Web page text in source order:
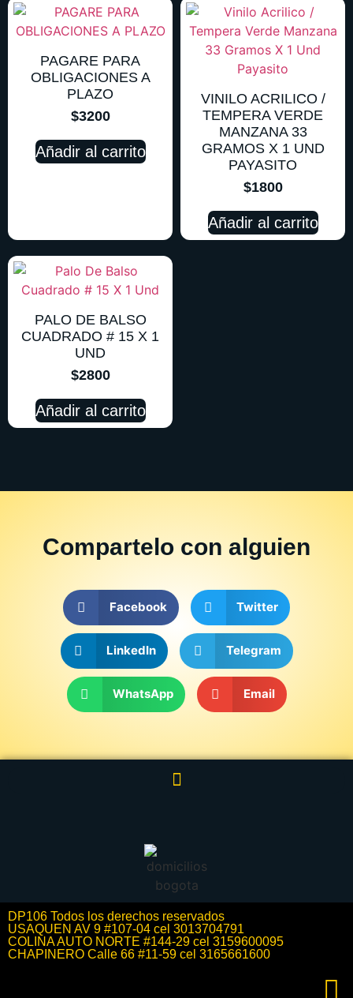
PAGARE PARA
OBLIGACIONES A
PLAZO
$3200
Añadir al carrito
VINILO ACRILICO /
TEMPERA VERDE
MANZANA 33
GRAMOS X 1 UND
PAYASITO
$1800
Añadir al carrito
PALO DE BALSO
CUADRADO # 15 X 1
UND
$2800
Añadir al carrito
Compartelo con alguien
Facebook Twitter
LinkedIn Telegram
WhatsApp Email
DP106 Todos los derechos reservados
USAQUEN AV 9 #107-04 cel 3013704791
COLINA AUTO NORTE #144-29 cel 3159600095
CHAPINERO Calle 66 #11-59 cel 3165661600